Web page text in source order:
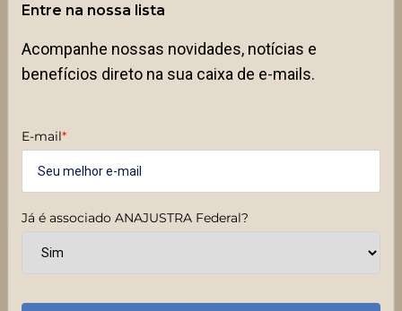
Entre na nossa lista
Acompanhe nossas novidades, notícias e
benefícios direto na sua caixa de e-mails.
E-mail*
Já é associado ANAJUSTRA Federal?